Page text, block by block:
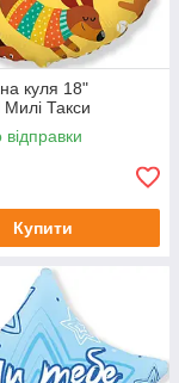
куля 18"
Такси
Купити